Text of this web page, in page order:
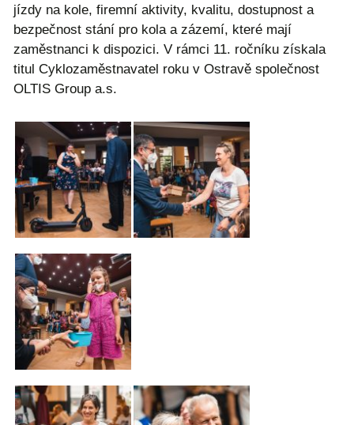
jízdy na kole, firemní aktivity, kvalitu, dostupnost a
bezpečnost stání pro kola a zázemí, které mají
zaměstnanci k dispozici. V rámci 11. ročníku získala
titul Cyklozaměstnavatel roku v Ostravě společnost
OLTIS Group a.s.